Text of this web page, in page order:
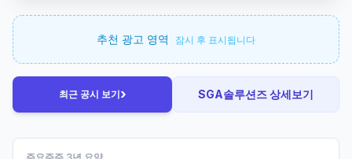
추천 광고 영역 잠시 후 표시됩니다
최근 공시 보기› SGA솔루션즈상세보기